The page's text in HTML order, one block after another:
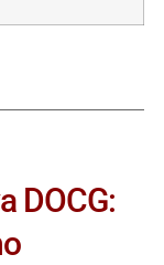
DOCG: